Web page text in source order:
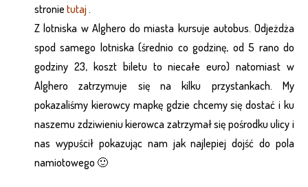
stronie tutaj .
Z lotniska w Alghero do miasta kursuje autobus. Odjeżdża
spod samego lotniska (średnio co godzinę, od 5 rano do
godziny 23, koszt biletu to niecałe euro) natomiast w
Alghero zatrzymuje się na kilku przystankach. My
pokazaliśmy kierowcy mapkę gdzie chcemy się dostać i ku
naszemu zdziwieniu kierowca zatrzymał się pośrodku ulicy i
nas wypuścił pokazując nam jak najlepiej dojść do pola
namiotowego 🙂